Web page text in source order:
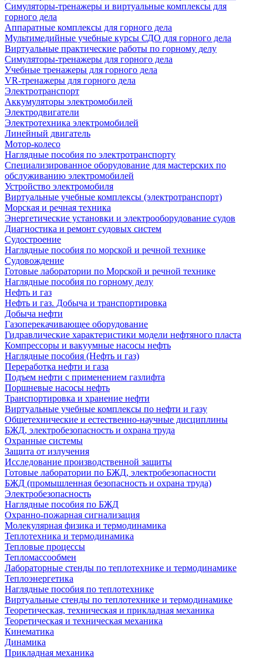
Симуляторы-тренажеры и виртуальные комплексы для
горного дела
Аппаратные комплексы для горного дела
Мультимедийные учебные курсы СДО для горного дела
Виртуальные практические работы по горному делу
Симуляторы-тренажеры для горного дела
Учебные тренажеры для горного дела
VR-тренажеры для горного дела
Электротранспорт
Аккумуляторы электромобилей
Электродвигатели
Электротехника электромобилей
Линейный двигатель
Мотор-колесо
Наглядные пособия по электротранспорту
Специализированное оборудование для мастерских по
обслуживанию электромобилей
Устройство электромобиля
Виртуальные учебные комплексы (электротранспорт)
Морская и речная техника
Энергетические установки и электрооборудование судов
Диагностика и ремонт судовых систем
Судостроение
Наглядные пособия по морской и речной технике
Судовождение
Готовые лаборатории по Морской и речной технике
Наглядные пособия по горному делу
Нефть и газ
Нефть и газ. Добыча и транспортировка
Добыча нефти
Газоперекачивающее оборудование
Гидравлические характеристики модели нефтяного пласта
Компрессоры и вакуумные насосы нефть
Наглядные пособия (Нефть и газ)
Переработка нефти и газа
Подъем нефти с применением газлифта
Поршневые насосы нефть
Транспортировка и хранение нефти
Виртуальные учебные комплексы по нефти и газу
Общетехнические и естественно-научные дисциплины
БЖД, электробезопасность и охрана труда
Охранные системы
Защита от излучения
Исследование производственной защиты
Готовые лаборатории по БЖД, электробезопасности
БЖД (промышленная безопасность и охрана труда)
Электробезопасность
Наглядные пособия по БЖД
Охранно-пожарная сигнализация
Молекулярная физика и термодинамика
Теплотехника и термодинамика
Тепловые процессы
Тепломассообмен
Лабораторные стенды по теплотехнике и термодинамике
Теплоэнергетика
Наглядные пособия по теплотехнике
Виртуальные стенды по теплотехнике и термодинамике
Теоретическая, техническая и прикладная механика
Теоретическая и техническая механика
Кинематика
Динамика
Прикладная механика